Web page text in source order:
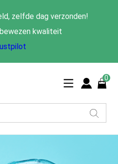
zelfde dag verzonden!
kwaliteit
0